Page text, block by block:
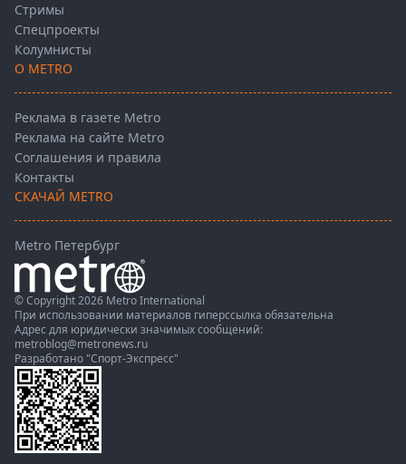
Стримы
Спецпроекты
Колумнисты
О METRO
Реклама в газете Metro
Реклама на сайте Metro
Соглашения и правила
Контакты
СКАЧАЙ METRO
Metro Петербург
© Copyright 2026 Metro International
При использовании материалов гиперссылка обязательна
Адрес для юридически значимых сообщений:
metroblog@metronews.ru
Разработано "Спорт-Экспресс"